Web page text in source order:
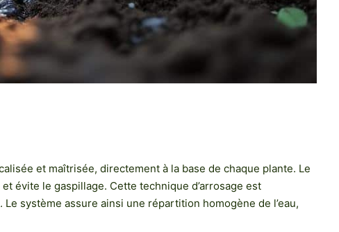
et maîtrisée, directement à la base de chaque plante. Le
évite le gaspillage. Cette technique d’arrosage est
système assure ainsi une répartition homogène de l’eau,